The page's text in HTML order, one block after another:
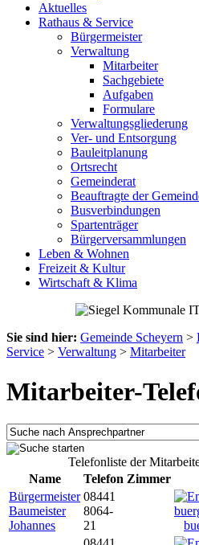
Aktuelles
Rathaus & Service
Bürgermeister
Verwaltung
Mitarbeiter
Sachgebiete
Aufgaben
Formulare
Verwaltungsgliederung
Ver- und Entsorgung
Bauleitplanung
Ortsrecht
Gemeinderat
Beauftragte der
Busverbindungen
Spartenträger
Bürgerversammlungen
Leben & Wohnen
Freizeit & Kultur
Wirtschaft & Klima
Sie sind hier: Gemeinde Scheyern >
Service > Verwaltung > Mitarbeiter
Mitarbeiter-
Telefonliste der
Name
Telefon Zimmer
Bürgermeister
Baumeister
Johannes
08441
8064-
21